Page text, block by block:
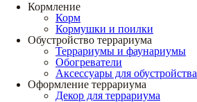
Кормление
Корм
Кормушки и поилки
Обустройство террариума
Террариумы и фаунариумы
Обогреватели
Аксессуары для обустройства
Оформление террариума
Декор для террариума